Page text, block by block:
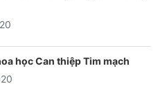
học Can thiệp Tim mạch